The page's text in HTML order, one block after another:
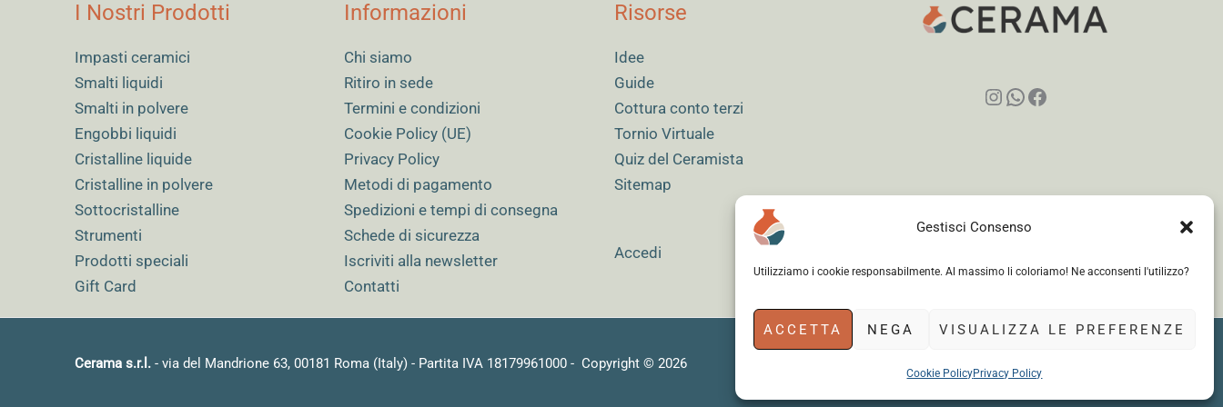
Gestisci Consenso
Utilizziamo i cookie responsabilmente. Al massimo li coloriamo! Ne acconsenti l'utilizzo?
ACCETTA NEGA VISUALIZZA LE PREFERENZE
Cookie PolicyPrivacy Policy
I Nostri Prodotti
Impasti ceramici
Smalti liquidi
Smalti in polvere
Engobbi liquidi
Cristalline liquide
Cristalline in polvere
Sottocristalline
Strumenti
Prodotti speciali
Gift Card
Informazioni
Chi siamo
Ritiro in sede
Termini e condizioni
Cookie Policy (UE)
Privacy Policy
Metodi di pagamento
Spedizioni e tempi di consegna
Schede di sicurezza
Iscriviti alla newsletter
Contatti
Risorse
Idee
Guide
Cottura conto terzi
Tornio Virtuale
Quiz del Ceramista
Sitemap
Accedi
Instagram
WhatsApp
Facebook
Cerama s.r.l. - via del Mandrione 63, 00181 Roma (Italy) - Partita IVA 18179961000 - Copyright © 2026